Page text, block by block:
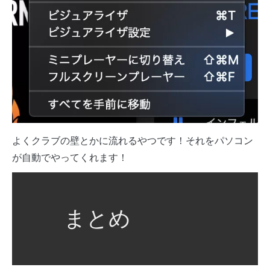
よくクラブの壁とかに流れるやつです！それをパソコン
が自動でやってくれます！
まとめ